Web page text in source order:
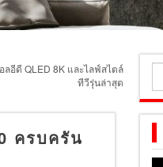
อีดี QLED 8K และไลฟ์สไตล์
ทีวีรุ่นล่าสุด
ครบครัน